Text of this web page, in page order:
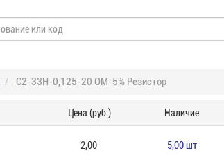
С2-33Н-0,125-20 ОМ-5% Резистор
Цена (руб.) Наличие
2,00 5,00 шт